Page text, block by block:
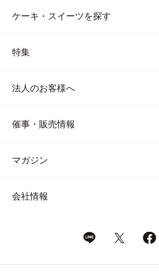
ケーキ・スイーツを探す
特集
法人のお客様へ
催事・販売情報
マガジン
会社情報